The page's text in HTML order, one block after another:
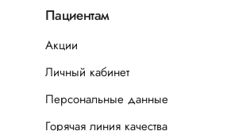
Пациентам
Акции
Личный кабинет
Персональные данные
Горячая линия качества